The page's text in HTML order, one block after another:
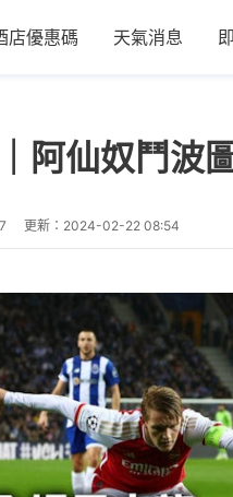
店優惠碼 天氣消息
阿仙奴鬥波
更新： 2024-02-22 08:54